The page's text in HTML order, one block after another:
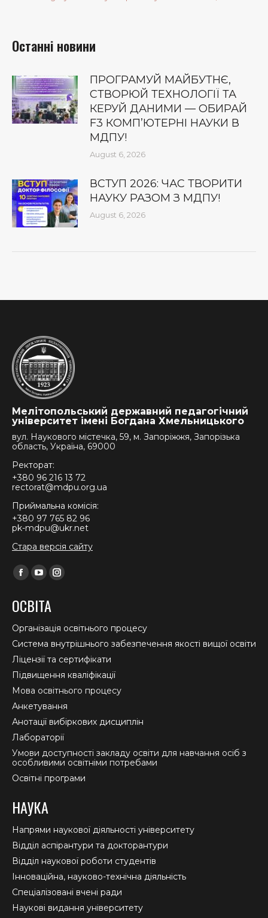
Останні новини
ПРОГРАМУЙ МАЙБУТНЄ,
СТВОРЮЙ ТЕХНОЛОГІЇ ТА
КЕРУЙ ДАНИМИ — ОБИРАЙ
F3 КОМП’ЮТЕРНІ НАУКИ В
МДПУ!
August 6, 2026
ВСТУП 2026: ЧАС ТВОРИТИ
НАУКУ РАЗОМ З МДПУ!
August 6, 2026
Мелітопольський державний педагогічний
університет імені Богдана Хмельницького
вул. Наукового містечка, 59, м. Запоріжжя, Запорізька
область, Україна, 69000
Ректорат:
+380 96 216 13 72
rectorat@mdpu.org.ua
Приймальна комісія:
+380 97 765 82 96
pk-mdpu@ukr.net
Стара версія сайту
Find us on:
Facebook
opens
in
new
window
YouTube
opens
in
new
window
Instagram
in
new
window
ОСВІТА
Організація освітнього процесу
Система внутрішнього забезпечення якості вищої освіти
Ліцензії та сертифікати
Підвищення кваліфікації
Мова освітнього процесу
Анкетування
Анотації вибіркових дисциплін
Лабораторії
Умови доступності закладу освіти для навчання осіб з
особливими освітніми потребами
Освітні програми
НАУКА
Напрями наукової діяльності університету
Відділ аспірантури та докторантури
Відділ наукової роботи студентів
Інноваційна, науково-технічна діяльність
Спеціалізовані вчені ради
Наукові видання університету